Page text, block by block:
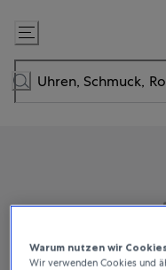
Zum
Inhalt
springen
Warum nutzen wir
Wir verwenden Cookies und